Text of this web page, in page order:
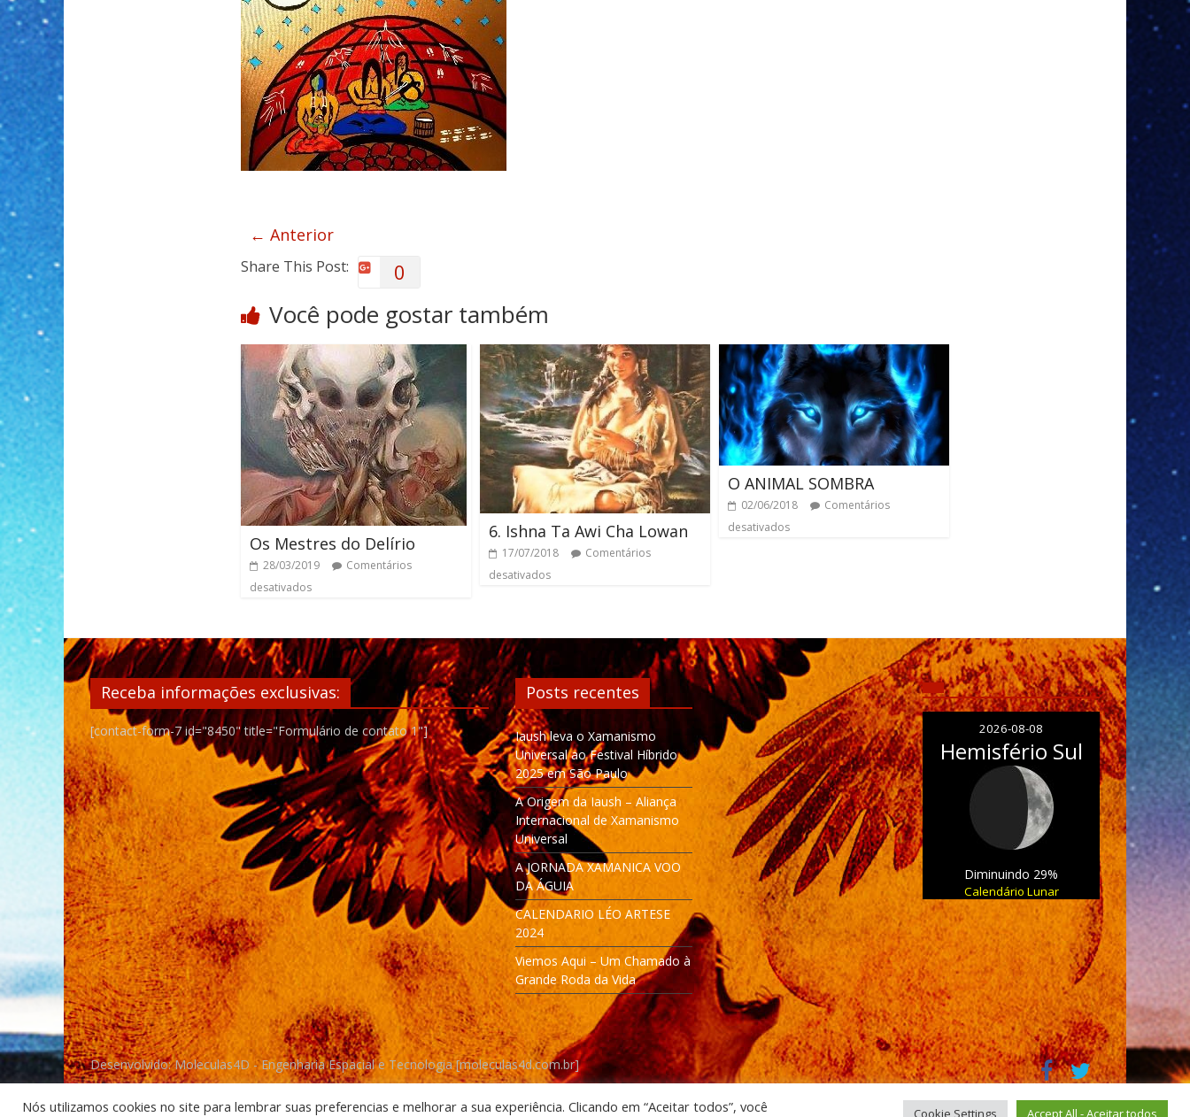
← Anterior
Share This Post: 0
Você pode gostar também
Os Mestres do Delírio
28/03/2019
Comentários
desativados
6. Ishna Ta Awi Cha Lowan
17/07/2018
Comentários
desativados
O ANIMAL SOMBRA
02/06/2018
Comentários
desativados
Receba informações exclusivas:
[contact-form-7 id="8450" title="Formulário de contato 1"]
Posts recentes
Iaush leva o Xamanismo
Universal ao Festival Híbrido
2025 em São Paulo
A Origem da Iaush – Aliança
Internacional de Xamanismo
Universal
A JORNADA XAMANICA VOO
DA ÁGUIA
CALENDARIO LÉO ARTESE
2024
Viemos Aqui – Um Chamado à
Grande Roda da Vida
2026-08-08
Hemisfério Sul
Diminuindo 29%
Calendário Lunar
Desenvolvido: Moleculas4D - Engenharia Espacial e Tecnologia [moleculas4d.com.br]
Nós utilizamos cookies no site para lembrar suas preferencias e melhorar a sua experiência. Clicando em “Aceitar todos”, você
Cookie Settings Accept All - Aceitar todos